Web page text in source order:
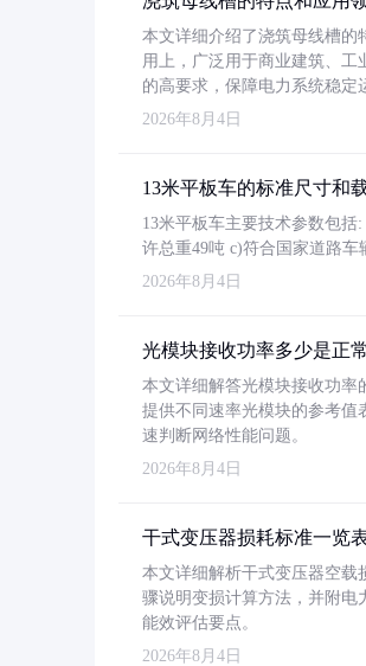
本文详细介绍了浇筑母线槽的
用上，广泛用于商业建筑、工
的高要求，保障电力系统稳定
2026年8月4日
13米平板车的标准尺寸和
13米平板车主要技术参数包括
许总重49吨 c)符合国家道路
2026年8月4日
光模块接收功率多少是正常
本文详细解答光模块接收功率
提供不同速率光模块的参考值
速判断网络性能问题。
2026年8月4日
干式变压器损耗标准一览
本文详细解析干式变压器空载
骤说明变损计算方法，并附电
能效评估要点。
2026年8月4日